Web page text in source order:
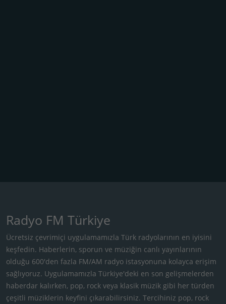
Radyo FM Türkiye
Ücretsiz çevrimiçi uygulamamızla Türk radyolarının en iyisini
keşfedin. Haberlerin, sporun ve müziğin canlı yayınlarının
olduğu 600'den fazla FM/AM radyo istasyonuna kolayca erişim
sağlıyoruz. Uygulamamızla Türkiye'deki en son gelişmelerden
haberdar kalırken, pop, rock veya klasik müzik gibi her türden
çeşitli müziklerin keyfini çıkarabilirsiniz. Tercihiniz pop, rock